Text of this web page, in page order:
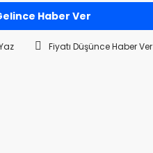
Haber Ver
Fiyatı Düşünce Haber Ver